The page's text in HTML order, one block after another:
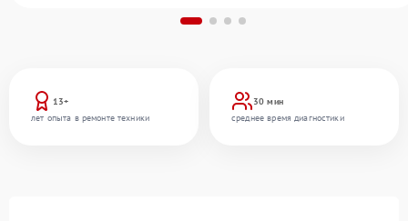
13+
лет опыта в ремонте техники
30 мин
среднее время диагностики